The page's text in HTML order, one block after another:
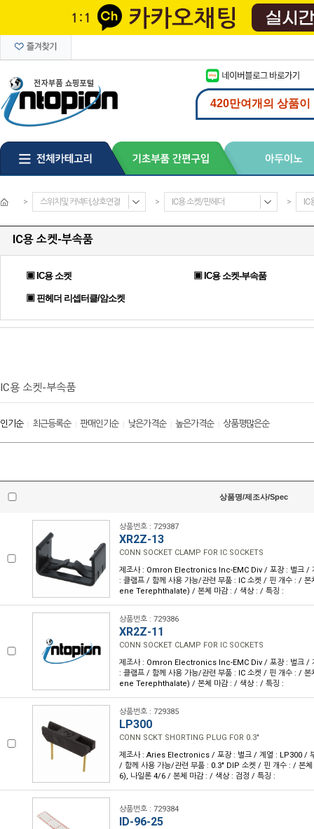
> 스위치및 커넥터,상호연결 > IC용 소켓/핀헤더 > IC
IC용 소켓-부속품
▣ IC용 소켓 ▣ IC용 소켓-부속품
▣ 핀헤더 리셉터클/암소켓
IC용 소켓-부속품
인기순| 최근등록순| 판매인기순| 낮은가격순| 높은가격순| 상품평많은순
상품명/제조사/Spec
상품번호 : 729387
XR2Z-13
CONN SOCKET CLAMP FOR IC SOCKETS
제조사 : Omron Electronics Inc-EMC Div / 포장 : 벌크 /
: 클램프 / 함께 사용 가능/관련 부품 : IC 소켓 / 핀 개수 : /
ene Terephthalate) / 본체 마감 : / 색상 : / 특징 :
상품번호 : 729386
XR2Z-11
CONN SOCKET CLAMP FOR IC SOCKETS
제조사 : Omron Electronics Inc-EMC Div / 포장 : 벌크 /
: 클램프 / 함께 사용 가능/관련 부품 : IC 소켓 / 핀 개수 : /
ene Terephthalate) / 본체 마감 : / 색상 : / 특징 :
상품번호 : 729385
LP300
CONN SCKT SHORTING PLUG FOR 0.3"
제조사 : Aries Electronics / 포장 : 벌크 / 계열 : LP300 /
/ 함께 사용 가능/관련 부품 : 0.3" DIP 소켓 / 핀 개수 : / 본
6), 나일론 4/6 / 본체 마감 : / 색상 : 검정 / 특징 :
상품번호 : 729384
ID-96-25